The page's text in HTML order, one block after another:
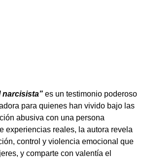
narcisista” es un testimonio poderoso
para quienes han vivido bajo las
abusiva con una persona
experiencias reales, la autora revela
control y violencia emocional que
y comparte con valentía el